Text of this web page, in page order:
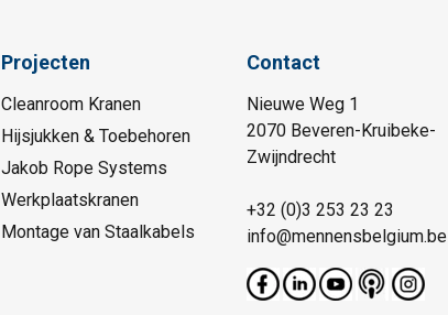
Projecten
Cleanroom Kranen
Hijsjukken & Toebehoren
Jakob Rope Systems
Werkplaatskranen
Montage van Staalkabels
Contact
Nieuwe Weg 1
2070 Beveren-Kruibeke-
Zwijndrecht
+32 (0)3 253 23 23
info@mennensbelgium.be